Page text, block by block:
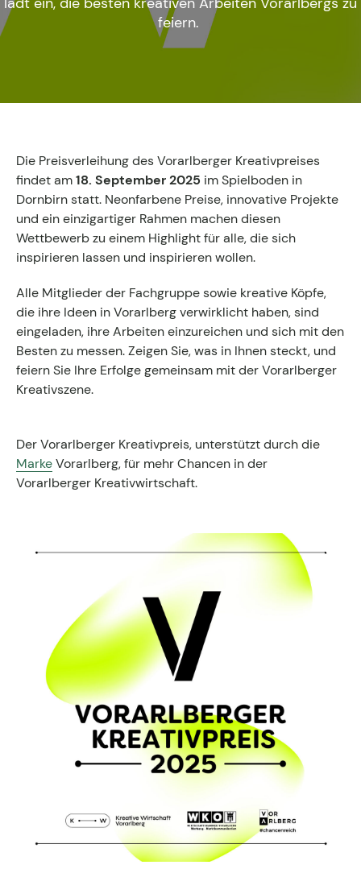
Fachgruppen-Büro
Agentur gesucht?
Mitglieder-Login
Anmeldung
Kreativpreis 2025
Kontakt zum Fachgruppenbüro der wkv
Events
feiern.
Die Preisverleihung des Vorarlberger Kreativpreises
findet am18. September 2025 im Spielboden in
Dornbirn statt. Neonfarbene Preise, innovative Projekte
und ein einzigartiger Rahmen machen diesen
Wettbewerb zu einem Highlight für alle, die sich
inspirieren lassen und inspirieren wollen.
Alle Mitglieder der Fachgruppe sowie kreative Köpfe,
die ihre Ideen in Vorarlberg verwirklicht haben, sind
eingeladen, ihre Arbeiten einzureichen und sich mit den
Besten zu messen. Zeigen Sie, was in Ihnen steckt, und
feiern Sie Ihre Erfolge gemeinsam mit der Vorarlberger
Kreativszene.
Der Vorarlberger Kreativpreis, unterstützt durch die
MarkeVorarlberg, für mehr Chancen in der
Vorarlberger Kreativwirtschaft.